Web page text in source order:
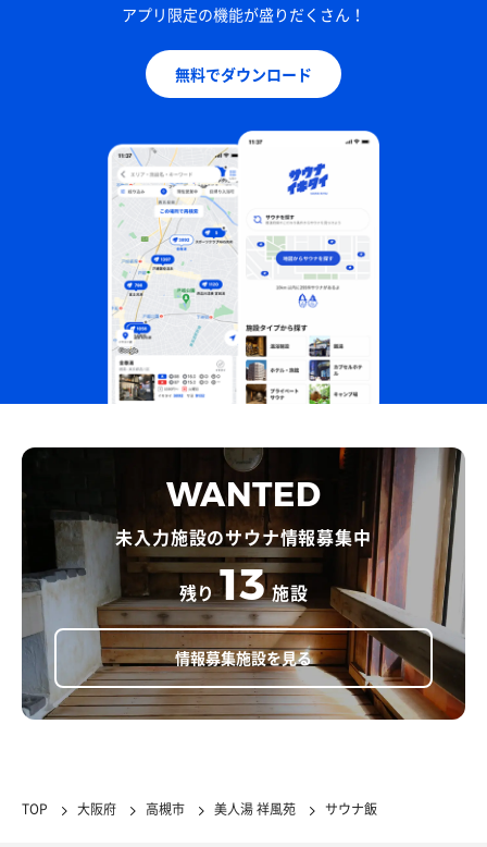
アプリ限定の機能が盛りだくさん！
無料でダウンロード
WANTED
未入力施設のサウナ情報募集中
残り 13 施設
情報募集施設を見る
TOP 大阪府 高槻市 美人湯 祥風苑 サウナ飯